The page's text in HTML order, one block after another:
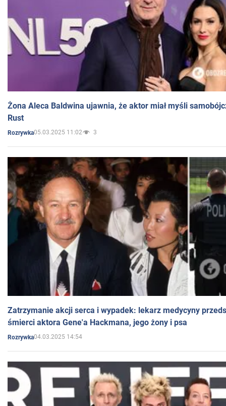
Żona Aleca Baldwina ujawnia, że aktor miał myśli
Rust
Rozrywka05.03.2025 11:02 3
Zatrzymanie akcji serca i wypadek: lekarz medycyny
śmierci aktora Gene'a Hackmana, jego żony i psa
Rozrywka04.03.2025 14:54